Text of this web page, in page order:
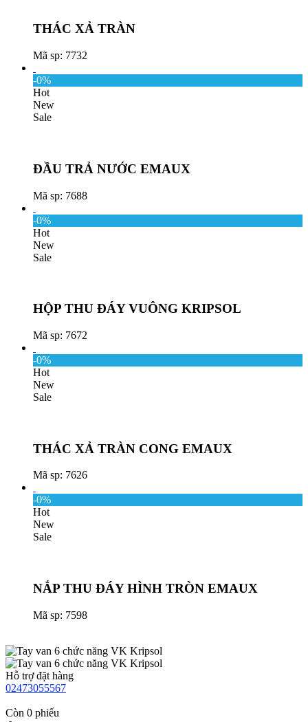
THÁC XẢ TRÀN
Mã sp: 7732
-0%
Hot
New
Sale
ĐẦU TRẢ NƯỚC EMAUX
Mã sp: 7688
-0%
Hot
New
Sale
HỘP THU ĐÁY VUÔNG KRIPSOL
Mã sp: 7672
-0%
Hot
New
Sale
THÁC XẢ TRÀN CONG EMAUX
Mã sp: 7626
-0%
Hot
New
Sale
NẮP THU ĐÁY HÌNH TRÒN EMAUX
Mã sp: 7598
Hỗ trợ đặt hàng
02473055567
Còn 0 phiếu